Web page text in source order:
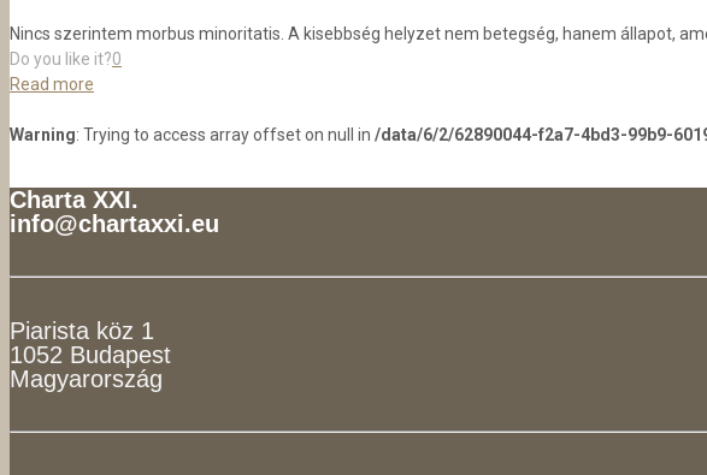
Nincs szerintem morbus minoritatis. A kisebbség helyzet nem betegség, hanem állapot,
Do you like it?0
Read more
Warning: Trying to access array offset on null in /data/6/2/62890044-f2a7-4bd3-99b9-
Charta XXI.
info@chartaxxi.eu
Piarista köz 1
1052 Budapest
Magyarország